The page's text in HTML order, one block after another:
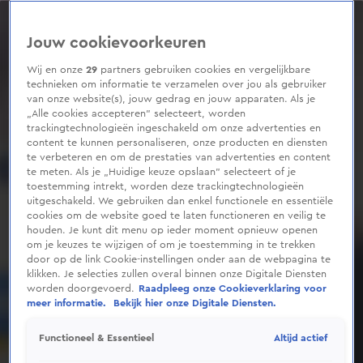
0
seconds
Jouw cookievoorkeuren
Wij en onze29 partners gebruiken cookies en vergelijkbare
technieken om informatie te verzamelen over jou als gebruiker
van onze website(s), jouw gedrag en jouw apparaten. Als je
„Alle cookies accepteren” selecteert, worden
trackingtechnologieën ingeschakeld om onze advertenties en
content te kunnen personaliseren, onze producten en diensten
te verbeteren en om de prestaties van advertenties en content
te meten. Als je „Huidige keuze opslaan” selecteert of je
toestemming intrekt, worden deze trackingtechnologieën
uitgeschakeld. We gebruiken dan enkel functionele en essentiële
cookies om de website goed te laten functioneren en veilig te
houden. Je kunt dit menu op ieder moment opnieuw openen
om je keuzes te wijzigen of om je toestemming in te trekken
door op de link Cookie-instellingen onder aan de webpagina te
klikken. Je selecties zullen overal binnen onze Digitale Diensten
worden doorgevoerd.
Raadpleeg onze Cookieverklaring voor
meer informatie.
Bekijk hier onze Digitale Diensten.
Functioneel & Essentieel Altijd actief